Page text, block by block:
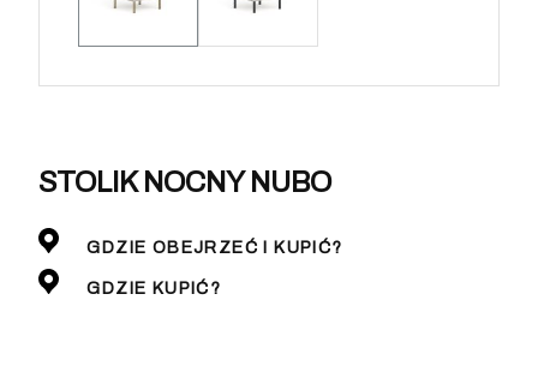
STOLIK NOCNY NUBO
GDZIE OBEJRZEĆ I KUPIĆ?
GDZIE KUPIĆ?